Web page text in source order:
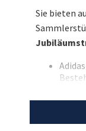
also Ihre
gleichzeitig
mitbieten
weitere
Sie bieten
1974
Mit